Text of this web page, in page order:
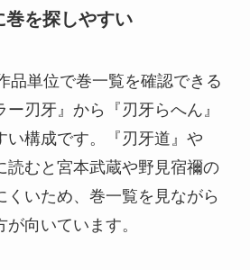
巻を探しやすい
品単位で巻一覧を確認できる
刃牙』から『刃牙らへん』
い構成です。『刃牙道』や
読むと宮本武蔵や野見宿禰の
くいため、巻一覧を見ながら
向いています。